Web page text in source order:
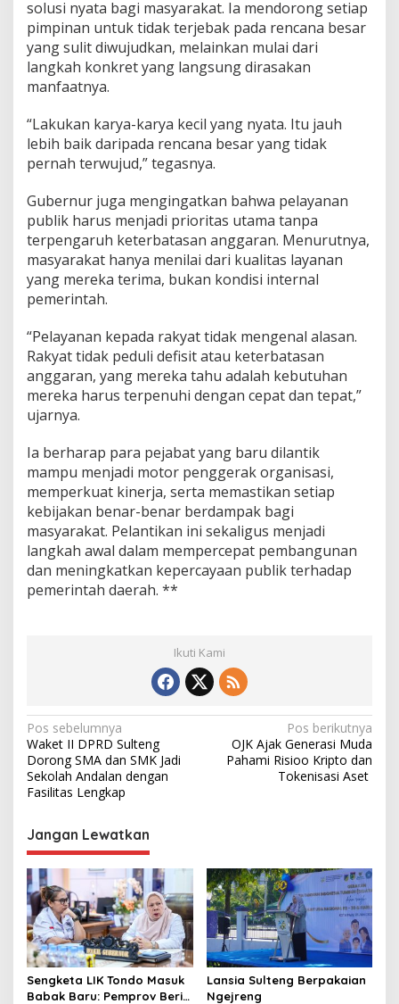
solusi nyata bagi masyarakat. Ia mendorong setiap
pimpinan untuk tidak terjebak pada rencana besar
yang sulit diwujudkan, melainkan mulai dari
langkah konkret yang langsung dirasakan
manfaatnya.
“Lakukan karya-karya kecil yang nyata. Itu jauh
lebih baik daripada rencana besar yang tidak
pernah terwujud,” tegasnya.
Gubernur juga mengingatkan bahwa pelayanan
publik harus menjadi prioritas utama tanpa
terpengaruh keterbatasan anggaran. Menurutnya,
masyarakat hanya menilai dari kualitas layanan
yang mereka terima, bukan kondisi internal
pemerintah.
“Pelayanan kepada rakyat tidak mengenal alasan.
Rakyat tidak peduli defisit atau keterbatasan
anggaran, yang mereka tahu adalah kebutuhan
mereka harus terpenuhi dengan cepat dan tepat,”
ujarnya.
Ia berharap para pejabat yang baru dilantik
mampu menjadi motor penggerak organisasi,
memperkuat kinerja, serta memastikan setiap
kebijakan benar-benar berdampak bagi
masyarakat. Pelantikan ini sekaligus menjadi
langkah awal dalam mempercepat pembangunan
dan meningkatkan kepercayaan publik terhadap
pemerintah daerah. **
Ikuti Kami
N
a
v
g
a
s
i
p
o
s
Pos sebelumnya
Waket II DPRD Sulteng
Dorong SMA dan SMK Jadi
Sekolah Andalan dengan
Fasilitas Lengkap
Pos berikutnya
OJK Ajak Generasi Muda
Pahami Risioo Kripto dan
Tokenisasi Aset
Jangan Lewatkan
Sengketa LIK Tondo Masuk
Babak Baru: Pemprov Beri
Lansia Sulteng Berpakaian
Ngejreng